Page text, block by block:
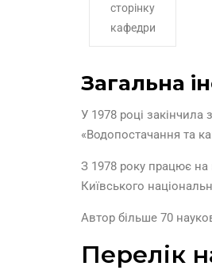
сторінку
кафедри
Загальна
У 1978 році закінчила
«Водопостачання та
З 1978 року працює на
Київського
Автор більше 70
Перелік